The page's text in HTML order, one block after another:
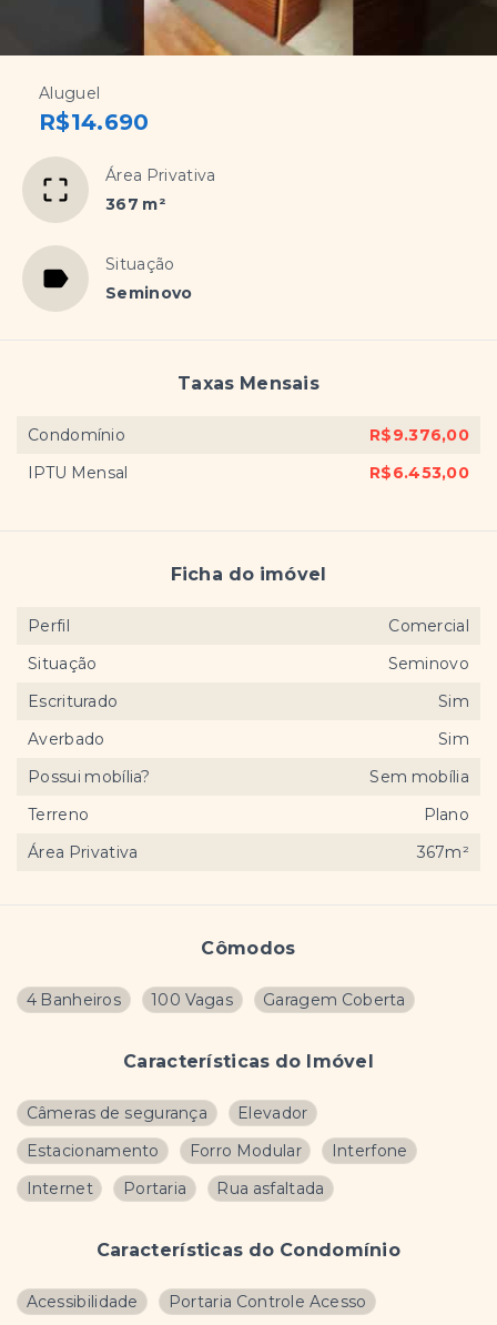
Aluguel
R$14.690
Área Privativa
367 m²
Situação
Seminovo
Cômodos
4 Banheiros 100 Vagas Garagem Coberta
Características do Imóvel
Câmeras de segurança
Elevador
Estacionamento
Forro Modular
Interfone
Internet
Portaria Rua asfaltada
Características do Condomínio
Acessibilidade Portaria Controle Acesso
Taxas Mensais
Condomínio
R$9.376,00
IPTU Mensal
R$6.453,00
Ficha do imóvel
Perfil
Comercial
Situação
Seminovo
Escriturado
Sim
Averbado
Sim
Possui mobília?
Sem mobília
Terreno
Plano
Área Privativa
367m²